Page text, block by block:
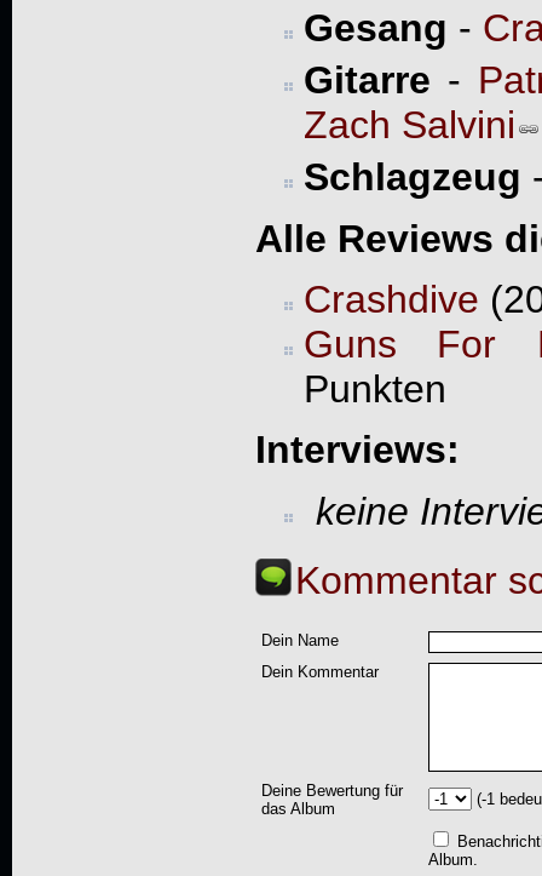
Gesang -
Gitarre -
Zach Salvini
Schlagzeug
Alle Reviews
Crashdive
Guns For
Punkten
Interviews:
keine
Kommentar
Dein Name
Dein Kommentar
Deine Bewertung für
das Album
(-1
Album.